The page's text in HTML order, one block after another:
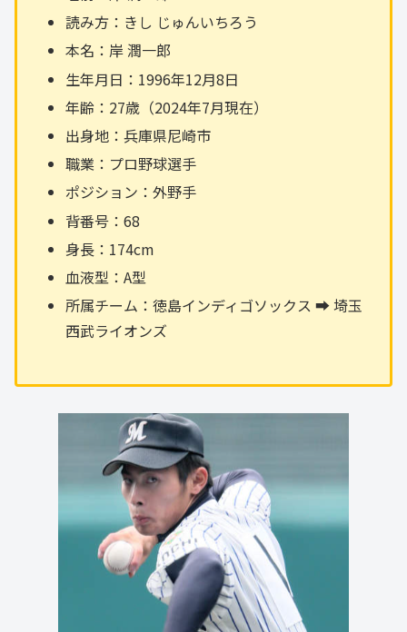
読み方：きし じゅんいちろう
本名：岸 潤一郎
生年月日：1996年12月8日
年齢：27歳（2024年7月現在）
出身地：兵庫県尼崎市
職業：プロ野球選手
ポジション：外野手
背番号：68
身長：174cm
血液型：A型
所属チーム：徳島インディゴソックス ➡️ 埼玉
西武ライオンズ